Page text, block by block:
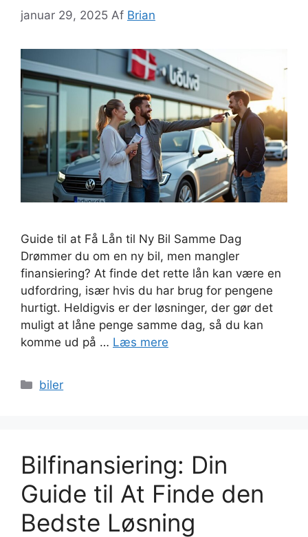
januar 29, 2025 Af Brian
Guide til at Få Lån til Ny Bil Samme Dag
Drømmer du om en ny bil, men mangler
finansiering? At finde det rette lån kan være en
udfordring, især hvis du har brug for pengene
hurtigt. Heldigvis er der løsninger, der gør det
muligt at låne penge samme dag, så du kan
komme ud på … Læs mere
Kategorier
biler
Bilfinansiering: Din
Guide til At Finde den
Bedste Løsning